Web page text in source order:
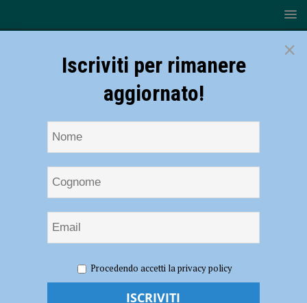
autorità il libro strenna della Banca di Piacenza scritto dal professor
Marcello Simonetta
×
Iscriviti per rimanere
aggiornato!
Procedendo accetti la privacy policy